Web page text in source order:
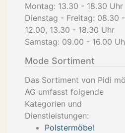
Montag: 13.30 - 18.30 Uhr
Dienstag - Freitag: 08.30 -
12.00, 13.30 - 18.30 Uhr
Samstag: 09.00 - 16.00
Mode Sortiment
Das Sortiment von Pidi
AG umfasst folgende
Kategorien und
Dienstleistungen:
Polstermöbel